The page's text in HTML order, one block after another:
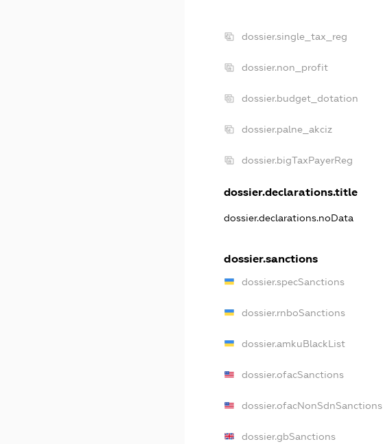
dossier.single_tax_reg
dossier.non_profit
dossier.budget_dotation
dossier.palne_akciz
dossier.bigTaxPayerReg
dossier.declarations.title
dossier.declarations.noData
dossier.sanctions
dossier.specSanctions
dossier.rnboSanctions
dossier.amkuBlackList
dossier.ofacSanctions
dossier.ofacNonSdnSanctions
dossier.gbSanctions